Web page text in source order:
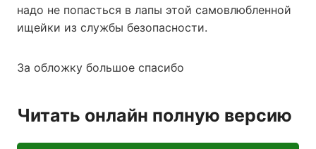
надо не попасться в лапы этой самовлюбленной
ищейки из службы безопасности.
За обложку большое спасибо
Читать онлайн полную версию